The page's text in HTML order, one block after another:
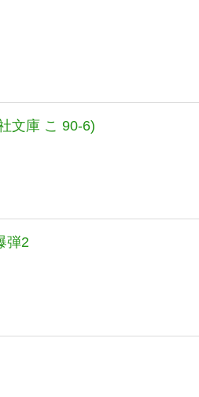
文庫 こ 90-6)
弾2